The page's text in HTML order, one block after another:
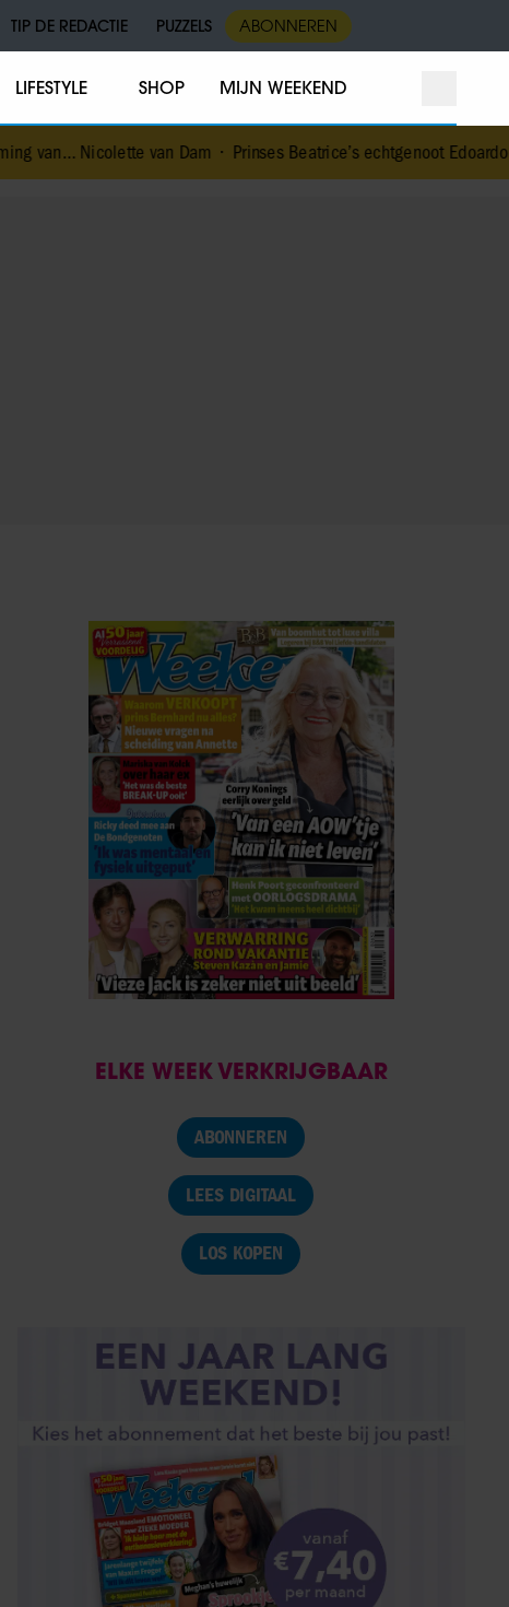
TIP DE REDACTIE PUZZELS ABONNEREN
LIFESTYLE SHOP MIJN WEEKEND
van Dam•Prinses Beatrice’s echtgenoot Edoardo ontkent
ELKE WEEK VERKRIJGBAAR
ABONNEREN
LEES DIGITAAL
LOS KOPEN